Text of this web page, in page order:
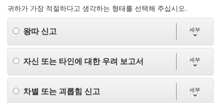
귀하가 가장 적절하다고 생각하는 형태를 선택해 주십시오.
왕따 신고 세부
자신 또는 타인에 대한 우려 보고서 세부
차별 또는 괴롭힘 신고 세부